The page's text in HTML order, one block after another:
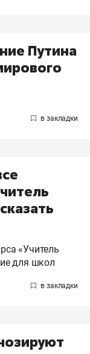
Путина
«Учитель
для школ